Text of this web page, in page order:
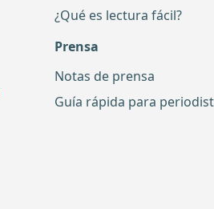
¿Qué es lectura fácil?
Prensa
Notas de prensa
Guía rápida para